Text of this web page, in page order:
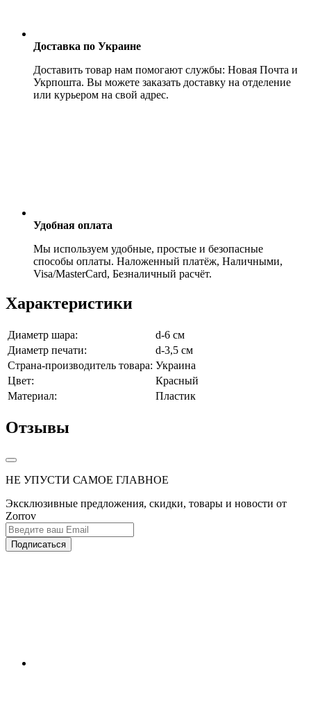
Доставка по Украине
Доставить товар нам помогают службы: Новая Почта и
Укрпошта. Вы можете заказать доставку на отделение
или курьером на свой адрес.
Удобная оплата
Мы используем удобные, простые и безопасные
способы оплаты. Наложенный платёж, Наличными,
Visa/MasterCard, Безналичный расчёт.
Характеристики
Диаметр шара:
d-6 см
Диаметр печати:
d-3,5 см
Страна-производитель товара: Украина
Цвет:
Красный
Материал:
Пластик
Отзывы
НЕ УПУСТИ САМОЕ ГЛАВНОЕ
Эксклюзивные предложения, скидки, товары и новости от
Zorrov
Подписаться